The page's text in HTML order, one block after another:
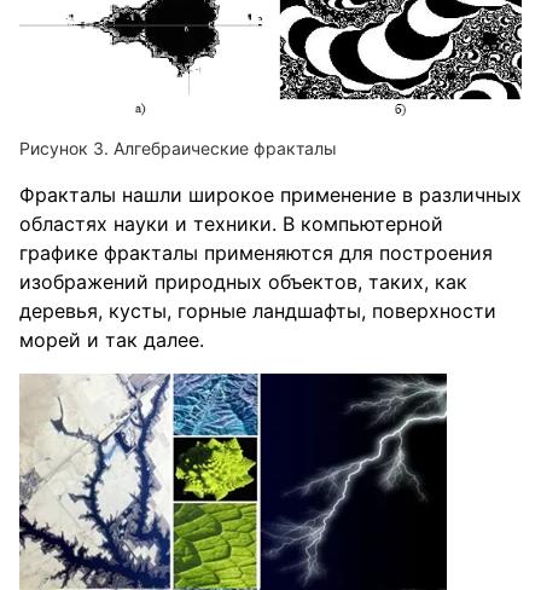
Алгебраические фракталы
Фракталы нашли широкое применение в различных
областях науки и техники. В компьютерной
графике фракталы применяются для построения
изображений природных объектов, таких, как
деревья, кусты, горные ландшафты, поверхности
морей и так далее.